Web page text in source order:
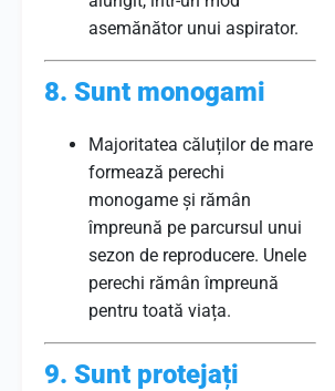
asemănător unui aspirator.
8. Sunt monogami
Majoritatea căluților de mare
formează perechi
monogame și rămân
împreună pe parcursul unui
sezon de reproducere. Unele
perechi rămân împreună
pentru toată viața.
9. Sunt protejați